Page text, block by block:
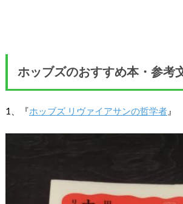
ホッブズのおすすめ本・参考
1、『ホッブズ リヴァイアサンの哲学者』